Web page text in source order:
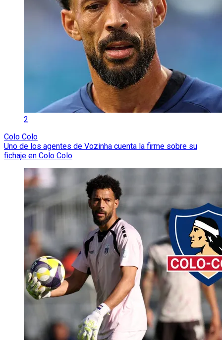
2
Colo Colo
Uno de los agentes de Vozinha cuenta la firme sobre su
fichaje en Colo Colo